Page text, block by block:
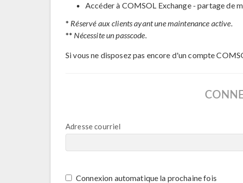
Accéder à COMSOL Exchange - partage de
* Réservé aux clients ayant une maintenance active.
** Nécessite un passcode.
Si vous ne disposez pas encore d'un compte
Adresse courriel
Connexion automatique la prochaine fois